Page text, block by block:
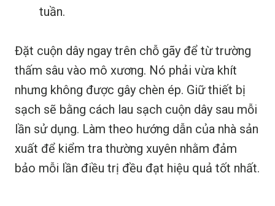
tuần.
Đặt cuộn dây ngay trên chỗ gãy để từ trường
thấm sâu vào mô xương. Nó phải vừa khít
nhưng không được gây chèn ép. Giữ thiết bị
sạch sẽ bằng cách lau sạch cuộn dây sau mỗi
lần sử dụng. Làm theo hướng dẫn của nhà sản
xuất để kiểm tra thường xuyên nhằm đảm
bảo mỗi lần điều trị đều đạt hiệu quả tốt nhất.